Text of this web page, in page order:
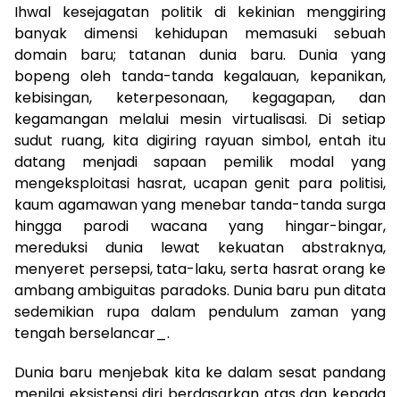
Ihwal kesejagatan politik di kekinian menggiring
banyak dimensi kehidupan memasuki sebuah
domain baru; tatanan dunia baru. Dunia yang
bopeng oleh tanda-tanda kegalauan, kepanikan,
kebisingan, keterpesonaan, kegagapan, dan
kegamangan melalui mesin virtualisasi. Di setiap
sudut ruang, kita digiring rayuan simbol, entah itu
datang menjadi sapaan pemilik modal yang
mengeksploitasi hasrat, ucapan genit para politisi,
kaum agamawan yang menebar tanda-tanda surga
hingga parodi wacana yang hingar-bingar,
mereduksi dunia lewat kekuatan abstraknya,
menyeret persepsi, tata-laku, serta hasrat orang ke
ambang ambiguitas paradoks. Dunia baru pun ditata
sedemikian rupa dalam pendulum zaman yang
tengah berselancar_.
Dunia baru menjebak kita ke dalam sesat pandang